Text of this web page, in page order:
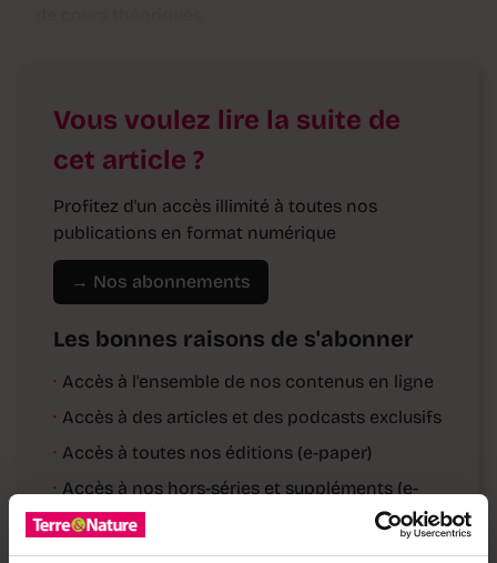
Vous voulez lire la suite de
cet article ?
Profitez d'un accès illimité à toutes nos
publications en format numérique
→ Nos abonnements
Les bonnes raisons de s'abonner
· Accès à l'ensemble de nos contenus en ligne
· Accès à des articles et des podcasts exclusifs
· Accès à toutes nos éditions (e-paper)
· Accès à nos hors-séries et suppléments (e-
paper)
· Accès à des avantages réservés à nos